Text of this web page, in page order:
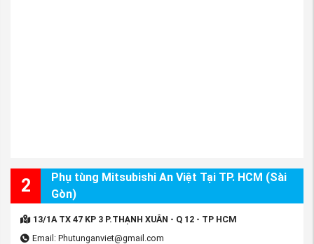
2
Phụ tùng Mitsubishi An Việt Tại TP. HCM (Sài
Gòn)
13/1A TX 47 KP 3 P.THẠNH XUÂN - Q 12 - TP HCM
Email: Phutunganviet@gmail.com